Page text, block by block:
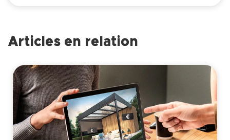
Articles en relation